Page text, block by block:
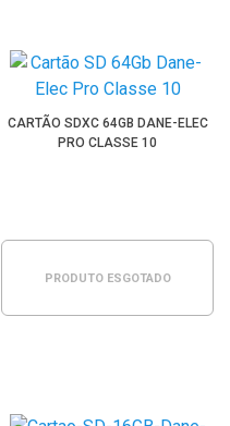
CARTÃO SDXC 64GB DANE-ELEC
PRO CLASSE 10
PRODUTO ESGOTADO